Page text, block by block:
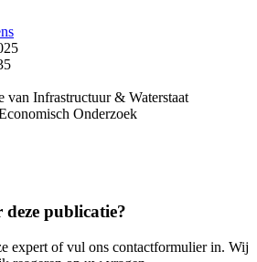
van Infrastructuur & Waterstaat
Onderzoek
publicatie?
expert of vul ons contactformulier in. Wij